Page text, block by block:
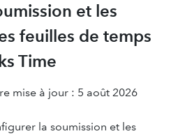
et les
feuilles de temps
Time
mise à jour : 5 août 2026
la soumission et les